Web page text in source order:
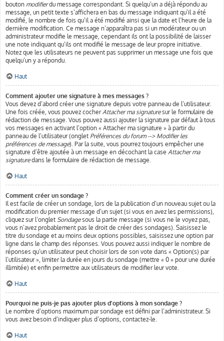
bouton modifierdu message correspondant. Si quelqu’un a déjà répondu au
message, un petit texte s’affichera en bas du message indiquant qu’il a été
modifié, le nombre de fois qu’il a été modifié ainsi que la date et l’heure de la
dernière modification. Ce message n’apparaîtra pas si un modérateur ou un
administrateur modifie le message, cependant ils ont la possibilité de laisser
une note indiquant qu’ils ont modifié le message de leur propre initiative.
Notez que les utilisateurs ne peuvent pas supprimer un message une fois que
quelqu’un y a répondu.
Haut
Comment ajouter une signature à mes messages ?
Vous devez d’abord créer une signature depuis votre panneau de l’utilisateur.
Une fois créée, vous pouvez cocherAttacher ma signaturesur le formulaire de
rédaction de message. Vous pouvez aussi ajouter la signature par défaut à tous
vos messages en activant l’option « Attacher ma signature » à partir du
panneau de l’utilisateur (onglet Préférences du forum --> Modifier les
préférences de message). Par la suite, vous pourrez toujours empêcher une
signature d’être ajoutée à un message en décochant la case Attacher ma
signaturedans le formulaire de rédaction de message.
Haut
Comment créer un sondage ?
Il est facile de créer un sondage, lors de la publication d’un nouveau sujet ou la
modification du premier message d’un sujet (si vous en avez les permissions),
cliquez sur l’onglet Sondagesous la partie message (si vous ne le voyez pas,
vous n’avez probablement pas le droit de créer des sondages). Saisissez le
titre du sondage et au moins deux options possibles, saisissez une option par
ligne dans le champ des réponses. Vous pouvez aussi indiquer le nombre de
réponses qu’un utilisateur peut choisir lors de son vote dans « Option(s) par
l’utilisateur », limiter la durée en jours du sondage (mettre « 0 » pour une durée
illimitée) et enfin permettre aux utilisateurs de modifier leur vote.
Haut
Pourquoi ne puis-je pas ajouter plus d’options à mon sondage ?
Le nombre d’options maximum par sondage est défini par l’administrateur. Si
vous avez besoin d’indiquer plus d’options, contactez-le.
Haut